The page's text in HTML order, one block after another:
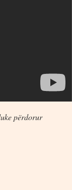
përdorur